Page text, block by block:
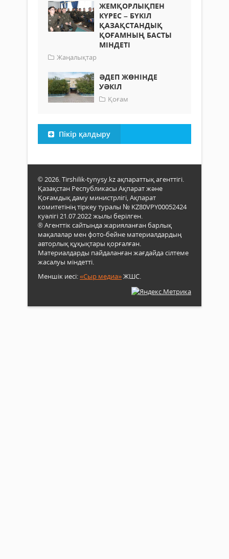
ЖЕМҚОРЛЫҚПЕН
КҮРЕС – БҮКІЛ
ҚАЗАҚСТАНДЫҚ
ҚОҒАМНЫҢ БАСТЫ
МІНДЕТІ
Жаңалықтар
ӘДЕП ЖӨНІНДЕ
УӘКІЛ
Қоғам
Пікір қалдыру
© 2026. Tirshilik-tynysy.kz ақпараттық агенттігі.
Қазақстан Республикасы Ақпарат және
Қоғамдық даму министрлігі, Ақпарат
комитетінің тіркеу туралы № KZ80VPY00052424
куәлігі 21.07.2022 жылы берілген.
® Агенттік сайтында жарияланған барлық
мақалалар мен фото-бейне материалдардың
авторлық құқықтары қорғалған.
Материалдарды пайдаланған жағдайда сілтеме
жасалуы міндетті.
Меншік иесі:«Сыр медиа»ЖШС.